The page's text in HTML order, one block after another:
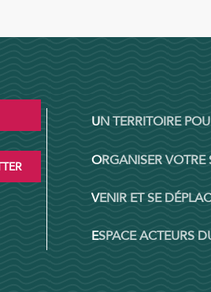
UN TERRITOIRE
ORGANISER
VENIR ET SE
ESPACE ACTEURS